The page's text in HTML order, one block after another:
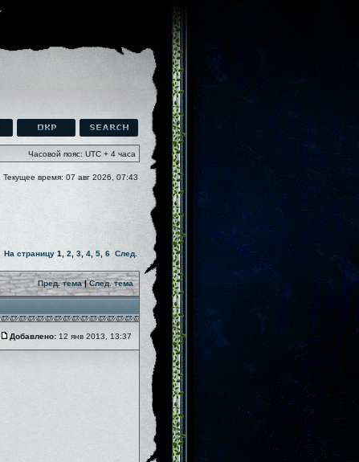
Часовой пояс: UTC + 4 часа
Текущее время: 07 авг 2026, 07:43
На страницу 1 2 3 4 5 6 След.
Пред. тема|След. тема
Добавлено: 12 янв 2013, 13:37